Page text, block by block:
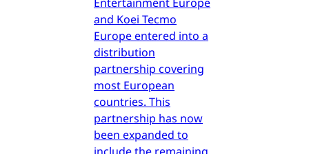
and Koei Tecmo
Europe entered into a
distribution
partnership covering
most European
countries. This
partnership has now
been expanded to